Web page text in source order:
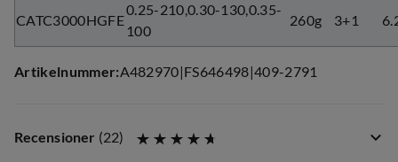
CATC3000HGFE
0.25-210,0.30-130,0.35-
100
260g 3+1
Artikelnummer:A482970|FS646498|409-2791
Recensioner (22)